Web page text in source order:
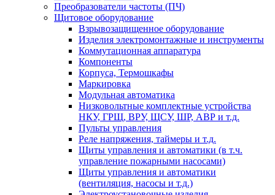
Преобразователи частоты (ПЧ)
Щитовое оборудование
Взрывозащищенное оборудование
Изделия электромонтажные и инструменты
Коммутационная аппаратура
Компоненты
Корпуса, Термошкафы
Маркировка
Модульная автоматика
Низковольтные комплектные устройства
НКУ, ГРЩ, ВРУ, ЩСУ, ШР, АВР и т.д.
Пульты управления
Реле напряжения, таймеры и т.д.
Щиты управления и автоматики (в т.ч.
управление пожарными насосами)
Щиты управления и автоматики
(вентиляция, насосы и т.д.)